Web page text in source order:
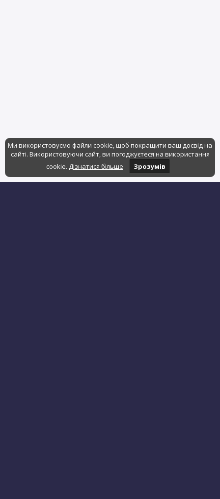
Ми використовуємо файли cookie, щоб покращити ваш досвід на
сайті. Використовуючи сайт, ви погоджуєтеся на використання
cookie. Дізнатися більше Зрозумів